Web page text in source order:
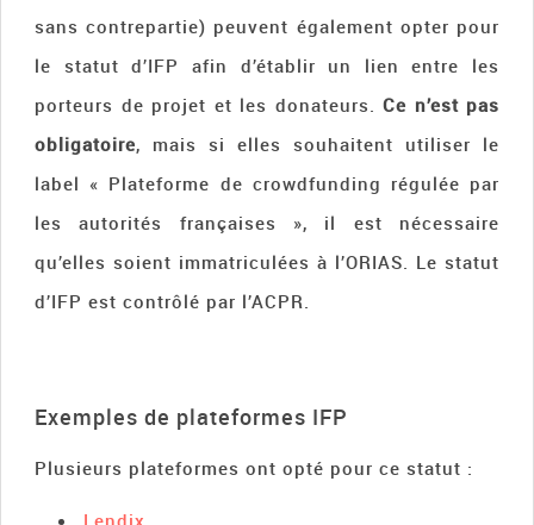
sans contrepartie) peuvent également opter pour
le statut d’IFP afin d’établir un lien entre les
porteurs de projet et les donateurs. Ce n’est pas
obligatoire, mais si elles souhaitent utiliser le
label « Plateforme de crowdfunding régulée par
les autorités françaises », il est nécessaire
qu’elles soient immatriculées à l’ORIAS. Le statut
d’IFP est contrôlé par l’ACPR.
Exemples de plateformes IFP
Plusieurs plateformes ont opté pour ce statut :
Lendix